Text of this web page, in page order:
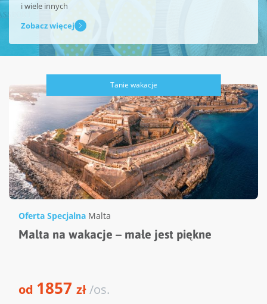
i wiele innych
Zobacz więcej
Tanie wakacje
Oferta Specjalna Malta
Malta na wakacje – małe jest piękne
od 1857 zł/os.